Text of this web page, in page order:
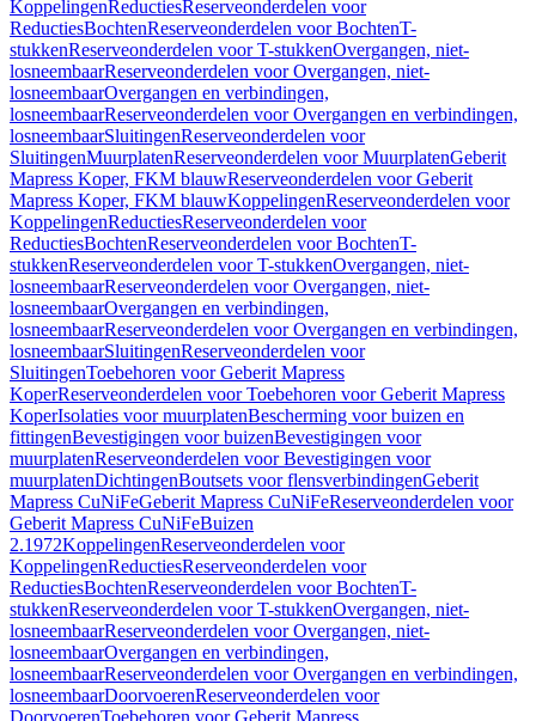
KoppelingenReductiesReserveonderdelen voor
ReductiesBochtenReserveonderdelen voor BochtenT-
stukkenReserveonderdelen voor T-stukkenOvergangen, niet-
losneembaarReserveonderdelen voor Overgangen, niet-
losneembaarOvergangen en verbindingen,
losneembaarReserveonderdelen voor Overgangen en verbindingen,
losneembaarSluitingenReserveonderdelen voor
SluitingenMuurplatenReserveonderdelen voor MuurplatenGeberit
Mapress Koper, FKM blauwReserveonderdelen voor Geberit
Mapress Koper, FKM blauwKoppelingenReserveonderdelen voor
KoppelingenReductiesReserveonderdelen voor
ReductiesBochtenReserveonderdelen voor BochtenT-
stukkenReserveonderdelen voor T-stukkenOvergangen, niet-
losneembaarReserveonderdelen voor Overgangen, niet-
losneembaarOvergangen en verbindingen,
losneembaarReserveonderdelen voor Overgangen en verbindingen,
losneembaarSluitingenReserveonderdelen voor
SluitingenToebehoren voor Geberit Mapress
KoperReserveonderdelen voor Toebehoren voor Geberit Mapress
KoperIsolaties voor muurplatenBescherming voor buizen en
fittingenBevestigingen voor buizenBevestigingen voor
muurplatenReserveonderdelen voor Bevestigingen voor
muurplatenDichtingenBoutsets voor flensverbindingenGeberit
Mapress CuNiFeGeberit Mapress CuNiFeReserveonderdelen voor
Geberit Mapress CuNiFeBuizen
2.1972KoppelingenReserveonderdelen voor
KoppelingenReductiesReserveonderdelen voor
ReductiesBochtenReserveonderdelen voor BochtenT-
stukkenReserveonderdelen voor T-stukkenOvergangen, niet-
losneembaarReserveonderdelen voor Overgangen, niet-
losneembaarOvergangen en verbindingen,
losneembaarReserveonderdelen voor Overgangen en verbindingen,
losneembaarDoorvoerenReserveonderdelen voor
DoorvoerenToebehoren voor Geberit Mapress